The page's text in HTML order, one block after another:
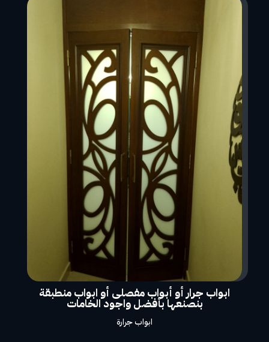
ابواب جرار أو أبواب مفصلى أو ابواب منطبقة
بنصنعها بأفضل واجود الخامات
ابواب جرارة